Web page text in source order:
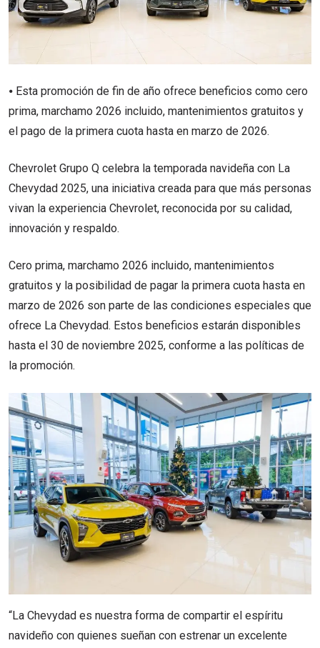
⦁ Esta promoción de fin de año ofrece beneficios como cero
prima, marchamo 2026 incluido, mantenimientos gratuitos y
el pago de la primera cuota hasta en marzo de 2026.
Chevrolet Grupo Q celebra la temporada navideña con La
Chevydad 2025, una iniciativa creada para que más personas
vivan la experiencia Chevrolet, reconocida por su calidad,
innovación y respaldo.
Cero prima, marchamo 2026 incluido, mantenimientos
gratuitos y la posibilidad de pagar la primera cuota hasta en
marzo de 2026 son parte de las condiciones especiales que
ofrece La Chevydad. Estos beneficios estarán disponibles
hasta el 30 de noviembre 2025, conforme a las políticas de
la promoción.
“La Chevydad es nuestra forma de compartir el espíritu
navideño con quienes sueñan con estrenar un excelente